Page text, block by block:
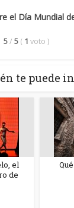
el Día Mundial
5/ 5 ( 1 voto )
te puede
el
de